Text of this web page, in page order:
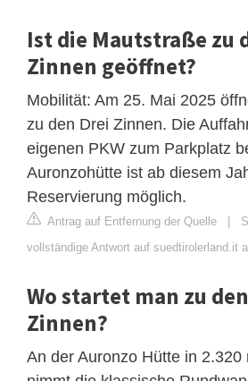
Ist die Mautstraße zu
Zinnen geöffnet?
Mobilität: Am 25. Mai 2025
zu den Drei Zinnen. Die
eigenen PKW zum Parkplatz
Auronzohütte ist ab diesem
Reservierung möglich.
Antrag auf Entfernung der Quelle |
vollständige Antwort auf suedtirolerland.it
Wo startet man zu
Zinnen?
An der Auronzo Hütte in 2.320